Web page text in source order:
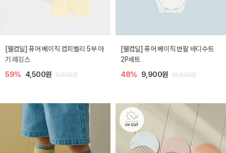
[웰컴딜] 퓨어 베이직 컴피벨리 5부 아
기 레깅스
59% 4,500원 11,000원
[웰컴딜] 퓨어 베이직 반팔 바디수트
2P세트
48% 9,900원 19,000원